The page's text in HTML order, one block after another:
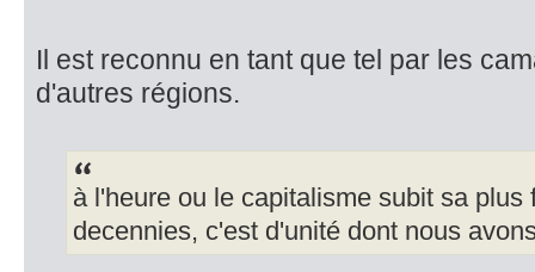
Il est reconnu en tant que tel par les
d'autres régions.
à l'heure ou le capitalisme subit sa plus
decennies, c'est d'unité dont nous